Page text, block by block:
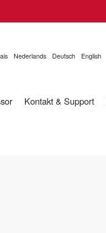
English
Deutsch
Nederlands
Kontakt & Support